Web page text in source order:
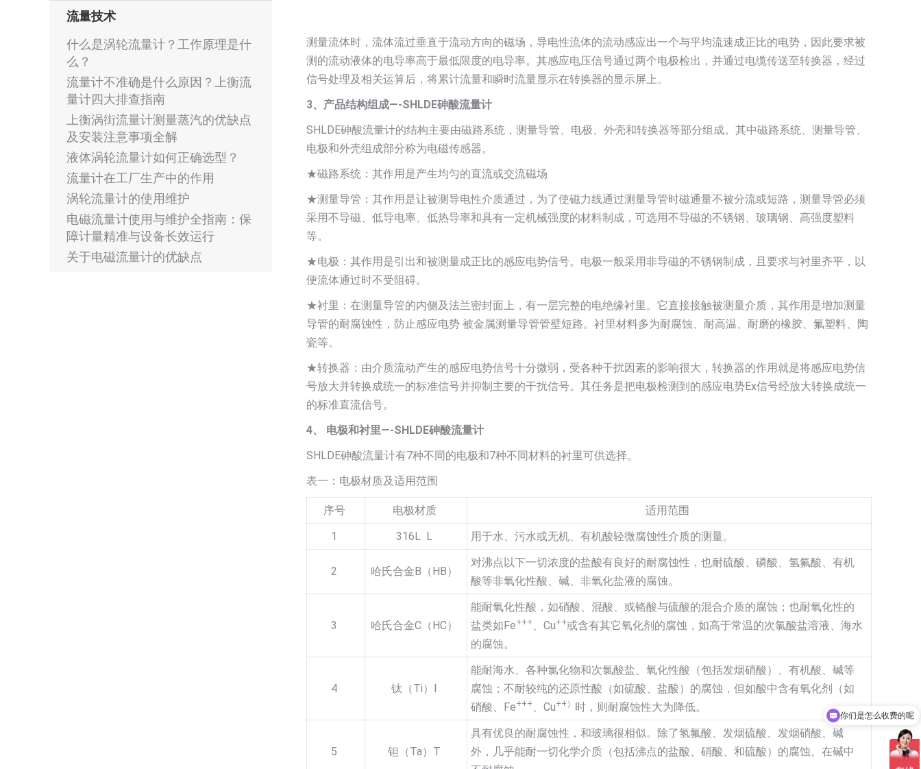
测量流体时，流体流过垂直于流动方向的磁场，导电性流体的流动感应出一个与平均流速成正比的电势，因此要求被
测的流动液体的电导率高于最低限度的电导率。其感应电压信号通过两个电极检出，并通过电缆传送至转换器，经过
信号处理及相关运算后，将累计流量和瞬时流量显示在转换器的显示屏上。
3、产品结构组成—-SHLDE砷酸流量计
SHLDE砷酸流量计的结构主要由磁路系统，测量导管、电极、外壳和转换器等部分组成。其中磁路系统、测量导管、
电极和外壳组成部分称为电磁传感器。
★磁路系统：其作用是产生均匀的直流或交流磁场
★测量导管：其作用是让被测导电性介质通过，为了使磁力线通过测量导管时磁通量不被分流或短路，测量导管必须
采用不导磁、低导电率、低热导率和具有一定机械强度的材料制成，可选用不导磁的不锈钢、玻璃钢、高强度塑料
等。
★电极：其作用是引出和被测量成正比的感应电势信号。电极一般采用非导磁的不锈钢制成，且要求与衬里齐平，以
便流体通过时不受阻碍。
★衬里：在测量导管的内侧及法兰密封面上，有一层完整的电绝缘衬里。它直接接触被测量介质，其作用是增加测量
导管的耐腐蚀性，防止感应电势 被金属测量导管管壁短路。衬里材料多为耐腐蚀、耐高温、耐磨的橡胶、氟塑料、陶
瓷等。
★转换器：由介质流动产生的感应电势信号十分微弱，受各种干扰因素的影响很大，转换器的作用就是将感应电势信
号放大并转换成统一的标准信号并抑制主要的干扰信号。其任务是把电极检测到的感应电势Ex信号经放大转换成统一
的标准直流信号。
4、 电极和衬里—-SHLDE砷酸流量计
SHLDE砷酸流量计有7种不同的电极和7种不同材料的衬里可供选择。
表一：电极材质及适用范围
序号 电极材质
适用范围
1
316L L 用于水、污水或无机、有机酸轻微腐蚀性介质的测量。
2 哈氏合金B（HB）
对沸点以下一切浓度的盐酸有良好的耐腐蚀性，也耐硫酸、磷酸、氢氟酸、有机
酸等非氧化性酸、碱、非氧化盐液的腐蚀。
3 哈氏合金C（HC）
能耐氧化性酸，如硝酸、混酸、或铬酸与硫酸的混合介质的腐蚀；也耐氧化性的
盐类如Fe+++ 、Cu++或含有其它氧化剂的腐蚀，如高于常温的次氯酸盐溶液、海水
的腐蚀。
4 钛（Ti）I
能耐海水、各种氯化物和次氯酸盐、氧化性酸（包括发烟硝酸）、有机酸、碱等
腐蚀；不耐较纯的还原性酸（如硫酸、盐酸）的腐蚀，但如酸中含有氧化剂（如
硝酸、Fe+++ 、Cu++） 时，则耐腐蚀性大为降低。
5 钽（Ta）T
具有优良的耐腐蚀性，和玻璃很相似。除了氢氟酸、发烟硫酸、发烟硝酸、碱
外，几乎能耐一切化学介质（包括沸点的盐酸、硝酸、和硫酸）的腐蚀。在碱中
流量技术
什么是涡轮流量计？工作原理是什
么？
流量计不准确是什么原因？上衡流
量计四大排查指南
上衡涡街流量计测量蒸汽的优缺点
及安装注意事项全解
液体涡轮流量计如何正确选型？
流量计在工厂生产中的作用
涡轮流量计的使用维护
电磁流量计使用与维护全指南：保
障计量精准与设备长效运行
关于电磁流量计的优缺点
你们是怎么收费的呢
现在有优惠活动吗